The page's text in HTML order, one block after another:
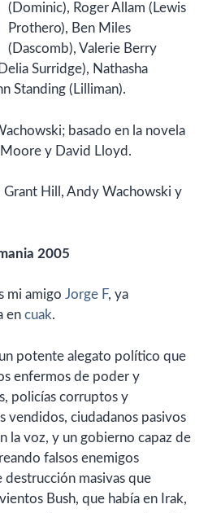
(Dominic), Roger Allam (Lewis
Prothero), Ben Miles
(Dascomb), Valerie Berry
Surridge), Nathasha
Standing (Lilliman).
basado en la novela
y David Lloyd.
Grant Hill, Andy Wachowski y
2005
mi amigo Jorge F, ya
en cuak.
potente alegato político que
enfermos de poder y
policías corruptos y
vendidos, ciudadanos pasivos
la voz, y un gobierno capaz de
falsos enemigos
destrucción masivas que
Bush, que había en Irak,